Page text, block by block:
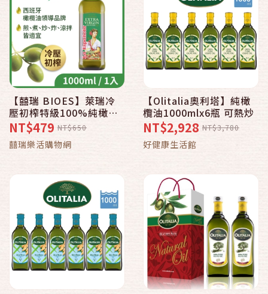
【囍瑞 BIOES】萊瑞冷
壓初榨特級100%純橄欖
油(1000ml)
NT$479 NT$650
囍瑞樂活購物網
【Olitalia奧利塔】純橄
欖油1000mlx6瓶 可熱炒
NT$2,928 NT$3,780
好健康生活館